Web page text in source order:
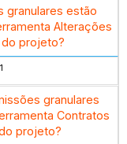
granulares estão
Alterações
projeto?
1
granulares
Contratos
projeto?